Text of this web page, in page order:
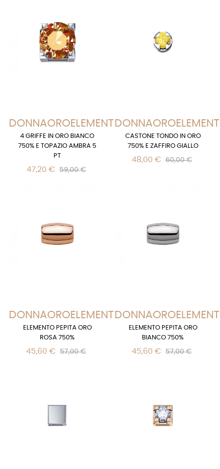
DONNAOROELEMENTS
4 GRIFFE IN ORO BIANCO
750% E TOPAZIO AMBRA 5
PT
47,20 € 59,00 €
CASTONE TONDO IN ORO
750% E ZAFFIRO GIALLO
48,00 € 60,00 €
DONNAOROELEMENTS
ELEMENTO PEPITA ORO
ROSA 750%
45,60 € 57,00 €
ELEMENTO PEPITA ORO
BIANCO 750%
45,60 € 57,00 €